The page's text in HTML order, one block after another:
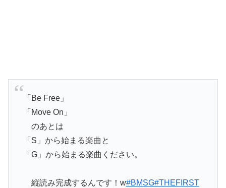
「Be Free」
「Move On」
のあとは
「S」から始まる楽曲と
「G」から始まる楽曲ください。
縦読み完成するんです！w#BMSG#THEFIRST